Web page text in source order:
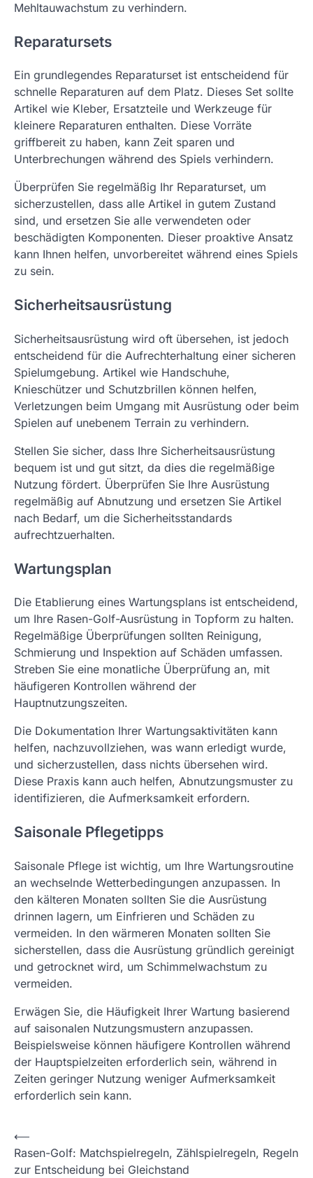
Mehltauwachstum zu verhindern.
Reparatursets
Ein grundlegendes Reparaturset ist entscheidend für
schnelle Reparaturen auf dem Platz. Dieses Set sollte
Artikel wie Kleber, Ersatzteile und Werkzeuge für
kleinere Reparaturen enthalten. Diese Vorräte
griffbereit zu haben, kann Zeit sparen und
Unterbrechungen während des Spiels verhindern.
Überprüfen Sie regelmäßig Ihr Reparaturset, um
sicherzustellen, dass alle Artikel in gutem Zustand
sind, und ersetzen Sie alle verwendeten oder
beschädigten Komponenten. Dieser proaktive Ansatz
kann Ihnen helfen, unvorbereitet während eines Spiels
zu sein.
Sicherheitsausrüstung
Sicherheitsausrüstung wird oft übersehen, ist jedoch
entscheidend für die Aufrechterhaltung einer sicheren
Spielumgebung. Artikel wie Handschuhe,
Knieschützer und Schutzbrillen können helfen,
Verletzungen beim Umgang mit Ausrüstung oder beim
Spielen auf unebenem Terrain zu verhindern.
Stellen Sie sicher, dass Ihre Sicherheitsausrüstung
bequem ist und gut sitzt, da dies die regelmäßige
Nutzung fördert. Überprüfen Sie Ihre Ausrüstung
regelmäßig auf Abnutzung und ersetzen Sie Artikel
nach Bedarf, um die Sicherheitsstandards
aufrechtzuerhalten.
Wartungsplan
Die Etablierung eines Wartungsplans ist entscheidend,
um Ihre Rasen-Golf-Ausrüstung in Topform zu halten.
Regelmäßige Überprüfungen sollten Reinigung,
Schmierung und Inspektion auf Schäden umfassen.
Streben Sie eine monatliche Überprüfung an, mit
häufigeren Kontrollen während der
Hauptnutzungszeiten.
Die Dokumentation Ihrer Wartungsaktivitäten kann
helfen, nachzuvollziehen, was wann erledigt wurde,
und sicherzustellen, dass nichts übersehen wird.
Diese Praxis kann auch helfen, Abnutzungsmuster zu
identifizieren, die Aufmerksamkeit erfordern.
Saisonale Pflegetipps
Saisonale Pflege ist wichtig, um Ihre Wartungsroutine
an wechselnde Wetterbedingungen anzupassen. In
den kälteren Monaten sollten Sie die Ausrüstung
drinnen lagern, um Einfrieren und Schäden zu
vermeiden. In den wärmeren Monaten sollten Sie
sicherstellen, dass die Ausrüstung gründlich gereinigt
und getrocknet wird, um Schimmelwachstum zu
vermeiden.
Erwägen Sie, die Häufigkeit Ihrer Wartung basierend
auf saisonalen Nutzungsmustern anzupassen.
Beispielsweise können häufigere Kontrollen während
der Hauptspielzeiten erforderlich sein, während in
Zeiten geringer Nutzung weniger Aufmerksamkeit
erforderlich sein kann.
P
o
⟵
Rasen-Golf: Matchspielregeln, Zählspielregeln, Regeln
zur Entscheidung bei Gleichstand